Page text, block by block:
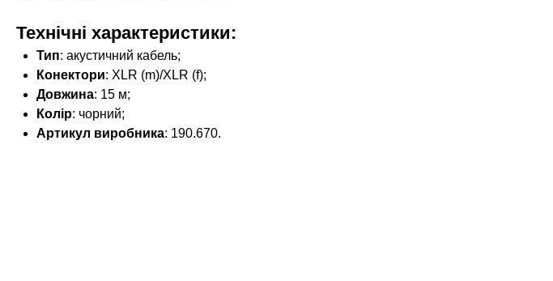
Технічні характеристики:
Тип: акустичний кабель;
Конектори: XLR (m)/XLR (f);
Довжина: 15 м;
Колір: чорний;
Артикул виробника: 190.670.